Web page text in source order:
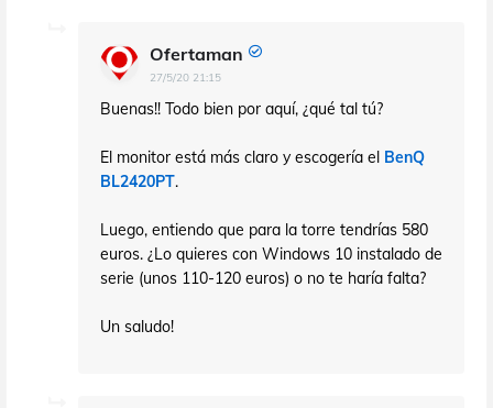
Ofertaman
27/5/20 21:15
Buenas!! Todo bien por aquí, ¿qué tal tú?
El monitor está más claro y escogería el BenQ
BL2420PT.
Luego, entiendo que para la torre tendrías 580
euros. ¿Lo quieres con Windows 10 instalado de
serie (unos 110-120 euros) o no te haría falta?
Un saludo!